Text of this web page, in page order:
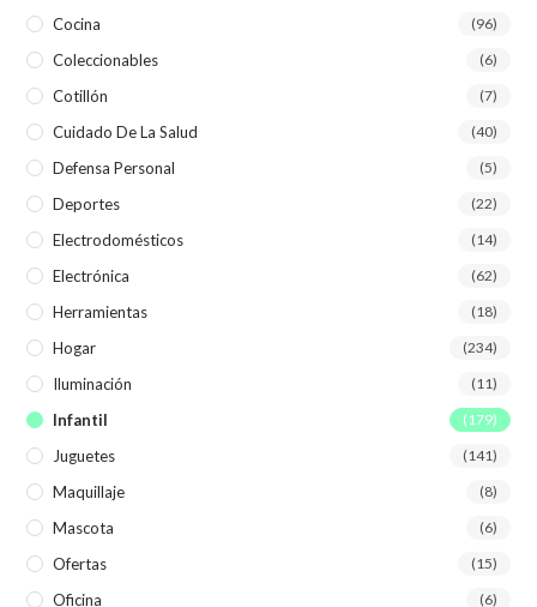
Cocina (96)
Coleccionables (6)
Cotillón (7)
Cuidado De La Salud (40)
Defensa Personal (5)
Deportes (22)
Electrodomésticos (14)
Electrónica (62)
Herramientas (18)
Hogar (234)
Iluminación (11)
Infantil (179)
Juguetes (141)
Maquillaje (8)
Mascota (6)
Ofertas (15)
Oficina (6)